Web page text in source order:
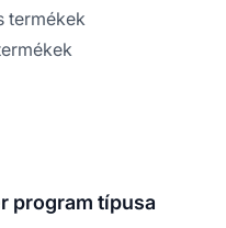
termékek
program típusa